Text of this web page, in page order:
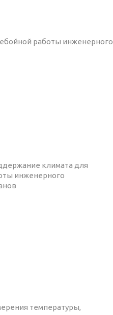
работы инженерного
климата для
инженерного
температуры,